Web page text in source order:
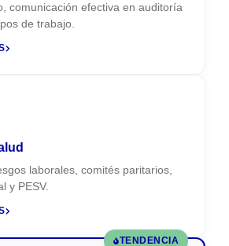
comunicación efectiva en auditoría
de trabajo.
laborales, comités paritarios,
y PESV.
TENDENCIA